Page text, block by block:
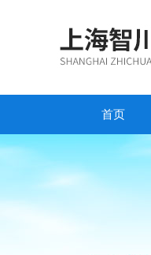
首页